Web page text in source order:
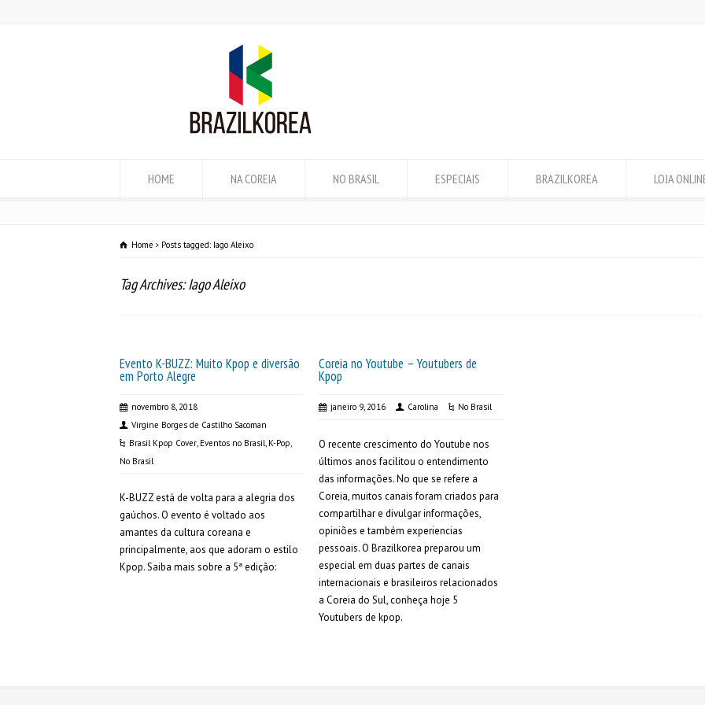
HOME NA COREIA NO BRASIL ESPECIAIS BRAZILKOREA LOJA
Home Posts tagged: Iago Aleixo
Tag Archives: Iago Aleixo
Evento K-BUZZ: Muito Kpop e diversão
em Porto Alegre
novembro 8, 2018
Virgine Borges de Castilho Sacoman
Brasil Kpop Cover, Eventos no Brasil, K-Pop,
No Brasil
K-BUZZ está de volta para a alegria dos
gaúchos. O evento é voltado aos
amantes da cultura coreana e
principalmente, aos que adoram o estilo
Kpop. Saiba mais sobre a 5ª edição:
Coreia no Youtube – Youtubers de
Kpop
janeiro 9, 2016 Carolina No Brasil
O recente crescimento do Youtube nos
últimos anos facilitou o entendimento
das informações. No que se refere a
Coreia, muitos canais foram criados para
compartilhar e divulgar informações,
opiniões e também experiencias
pessoais. O Brazilkorea preparou um
especial em duas partes de canais
internacionais e brasileiros relacionados
a Coreia do Sul, conheça hoje 5
Youtubers de kpop.